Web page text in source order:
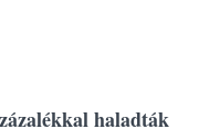
haladták